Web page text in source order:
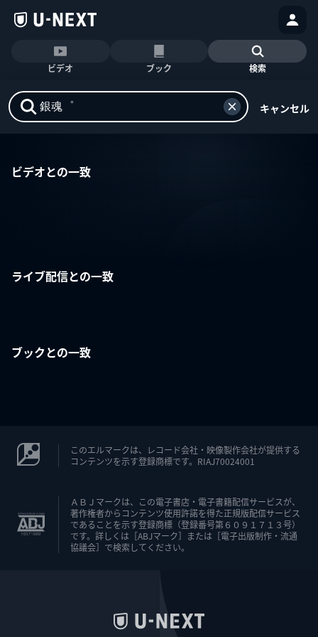
ビデオ ブック 検索
キャンセル
ビデオとの一致
ライブ配信との一致
ブックとの一致
このエルマークは、レコード会社・映像製作会社が提供する
コンテンツを示す登録商標です。RIAJ70024001
ＡＢＪマークは、この電子書店・電子書籍配信サービスが、
著作権者からコンテンツ使用許諾を得た正規版配信サービス
であることを示す登録商標（登録番号第６０９１７１３号）
です。詳しくは［ABJマーク］または［電子出版制作・流通
協議会］で検索してください。